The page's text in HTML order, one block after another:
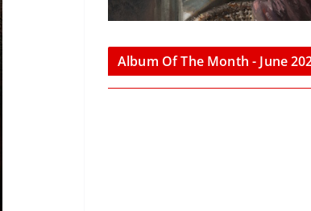
Album Of The Month - June